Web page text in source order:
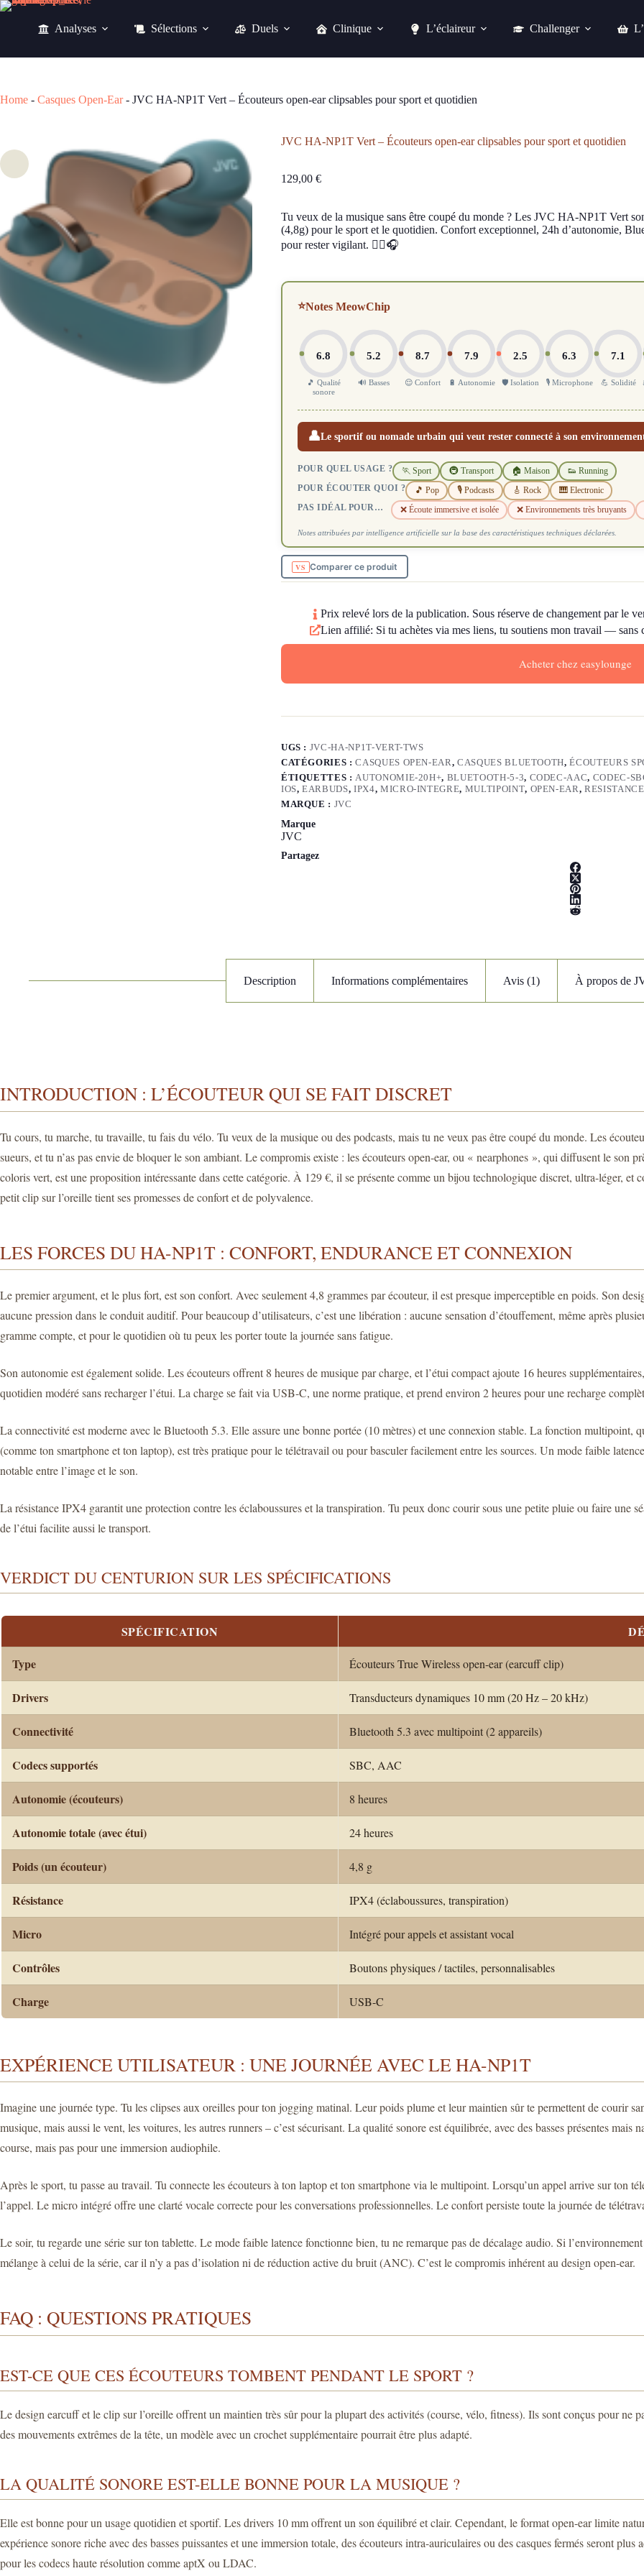
Passer
Analyses Sélections Duels Clinique L’éclaireur Challenger
Home - Casques Open-Ear- JVC HA-NP1T Vert – Écouteurs open-ear clipsables pour sport et quotidien
JVC HA-NP1T Vert – Écouteurs open-ear clipsables pour sport et quotidien
129,00 €
Tu veux de la musique sans être coupé du monde ? Les JVC HA-NP1T Vert
(4,8g) pour le sport et le quotidien. Confort exceptionnel, 24h d’autonomie,
pour rester vigilant. 🏃‍♂️🎧
⭐Notes MeowChip
6.8
🎵 Qualité
sonore
5.2
🔊 Basses
8.7
😌 Confort
7.9
🔋 Autonomie
2.5
🛡️ Isolation
6.3
🎙️ Microphone
7.1
💪 Solidité
👤Le sportif ou nomade urbain qui veut rester connecté à son
POUR QUEL USAGE ? 🏃 Sport 🚇 Transport 🏠 Maison 👟 Running
POUR ÉCOUTER QUOI ? 🎵 Pop 🎙️ Podcasts 🎸 Rock 🎹 Electronic
PAS IDÉAL POUR… ❌ Écoute immersive et isolée ❌ Environnements très bruyants
Notes attribuées par intelligence artificielle sur la base des caractéristiques techniques déclarées.
Comparer ce produit
Prix relevé lors de la publication. Sous réserve de changement par le
Lien affilié: Si tu achètes via mes liens, tu soutiens mon travail — sans
Acheter chez easylounge
UGS : JVC-HA-NP1T-VERT-TWS
CATÉGORIES :CASQUES OPEN-EAR,CASQUES BLUETOOTH,ÉCOUTEURS
ÉTIQUETTES : AUTONOMIE-20H+, BLUETOOTH-5-3, CODEC-AAC, CODEC-
IOS,EARBUDS,IPX4, MICRO-INTEGRE, MULTIPOINT, OPEN-EAR,
MARQUE : JVC
Marque
JVC
Partagez
Description Informations complémentaires Avis (1) À propos de
INTRODUCTION : L’ÉCOUTEUR QUI SE FAIT DISCRET
Tu cours, tu marche, tu travaille, tu fais du vélo. Tu veux de la musique ou des podcasts, mais tu ne veux pas être coupé du monde. Les
sueurs, et tu n’as pas envie de bloquer le son ambiant. Le compromis existe : les écouteurs open-ear, ou « nearphones », qui diffusent le son
coloris vert, est une proposition intéressante dans cette catégorie. À 129 €, il se présente comme un bijou technologique discret, ultra-léger,
petit clip sur l’oreille tient ses promesses de confort et de polyvalence.
LES FORCES DU HA-NP1T : CONFORT, ENDURANCE ET CONNEXION
Le premier argument, et le plus fort, est son confort. Avec seulement 4,8 grammes par écouteur, il est presque imperceptible en poids. Son
aucune pression dans le conduit auditif. Pour beaucoup d’utilisateurs, c’est une libération : aucune sensation d’étouffement, même après
gramme compte, et pour le quotidien où tu peux les porter toute la journée sans fatigue.
Son autonomie est également solide. Les écouteurs offrent 8 heures de musique par charge, et l’étui compact ajoute 16 heures
quotidien modéré sans recharger l’étui. La charge se fait via USB-C, une norme pratique, et prend environ 2 heures pour une recharge
La connectivité est moderne avec le Bluetooth 5.3. Elle assure une bonne portée (10 mètres) et une connexion stable. La fonction multipoint,
(comme ton smartphone et ton laptop), est très pratique pour le télétravail ou pour basculer facilement entre les sources. Un mode faible
notable entre l’image et le son.
La résistance IPX4 garantit une protection contre les éclaboussures et la transpiration. Tu peux donc courir sous une petite pluie ou faire une
de l’étui facilite aussi le transport.
VERDICT DU CENTURION SUR LES SPÉCIFICATIONS
SPÉCIFICATION
Type
Écouteurs True Wireless open-ear (earcuff clip)
Drivers Transducteurs dynamiques 10 mm (20 Hz – 20 kHz)
Connectivité Bluetooth 5.3 avec multipoint (2 appareils)
Codecs supportés SBC, AAC
Autonomie (écouteurs) 8 heures
Autonomie totale (avec étui) 24 heures
Poids (un écouteur) 4,8 g
Résistance IPX4 (éclaboussures, transpiration)
Micro Intégré pour appels et assistant vocal
Contrôles Boutons physiques / tactiles, personnalisables
Charge USB-C
EXPÉRIENCE UTILISATEUR : UNE JOURNÉE AVEC LE HA-NP1T
Imagine une journée type. Tu les clipses aux oreilles pour ton jogging matinal. Leur poids plume et leur maintien sûr te permettent de courir
musique, mais aussi le vent, les voitures, les autres runners – c’est sécurisant. La qualité sonore est équilibrée, avec des basses présentes
course, mais pas pour une immersion audiophile.
Après le sport, tu passe au travail. Tu connecte les écouteurs à ton laptop et ton smartphone via le multipoint. Lorsqu’un appel arrive sur ton
l’appel. Le micro intégré offre une clarté vocale correcte pour les conversations professionnelles. Le confort persiste toute la journée de
Le soir, tu regarde une série sur ton tablette. Le mode faible latence fonctionne bien, tu ne remarque pas de décalage audio. Si
mélange à celui de la série, car il n’y a pas d’isolation ni de réduction active du bruit (ANC). C’est le compromis inhérent au design open-ear.
FAQ : QUESTIONS PRATIQUES
EST-CE QUE CES ÉCOUTEURS TOMBENT PENDANT LE SPORT ?
Le design earcuff et le clip sur l’oreille offrent un maintien très sûr pour la plupart des activités (course, vélo, fitness). Ils sont conçus pour ne
des mouvements extrêmes de la tête, un modèle avec un crochet supplémentaire pourrait être plus adapté.
LA QUALITÉ SONORE EST-ELLE BONNE POUR LA MUSIQUE ?
Elle est bonne pour un usage quotidien et sportif. Les drivers 10 mm offrent un son équilibré et clair. Cependant, le format open-ear limite
expérience sonore riche avec des basses puissantes et une immersion totale, des écouteurs intra-auriculaires ou des casques fermés seront
pour les codecs haute résolution comme aptX ou LDAC.